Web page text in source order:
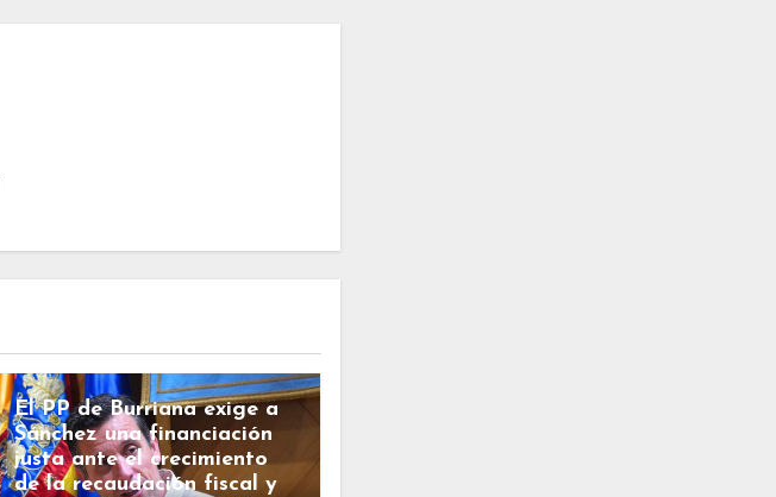
POLÍTICA
El PP de Burriana exige a
Sánchez una financiación
justa ante el crecimiento
de la recaudación fiscal y